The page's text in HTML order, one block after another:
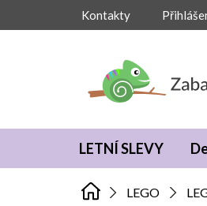
Kontakty
LETNÍ SLEVY
LEGO